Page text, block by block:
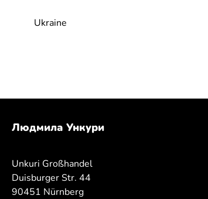
Ukraine
Людмила Ункури
Unkuri Großhandel
Duisburger Str. 44
90451 Nürnberg